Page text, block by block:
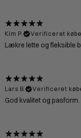
Kim P.
Verificeret
Lækre lette og fleksible
Lars B.
Verificeret
God kvalitet og pasform.